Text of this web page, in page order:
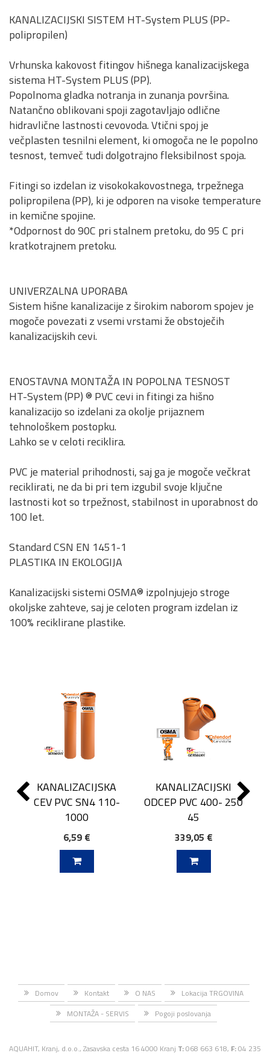
KANALIZACIJSKI SISTEM HT-System PLUS (PP-
polipropilen)
Vrhunska kakovost fitingov hišnega kanalizacijskega
sistema HT-System PLUS (PP).
Popolnoma gladka notranja in zunanja površina.
Natančno oblikovani spoji zagotavljajo odlične
hidravlične lastnosti cevovoda. Vtični spoj je
večplasten tesnilni element, ki omogoča ne le popolno
tesnost, temveč tudi dolgotrajno fleksibilnost spoja.
Fitingi so izdelan iz visokokakovostnega, trpežnega
polipropilena (PP), ki je odporen na visoke temperature
in kemične spojine.
*Odpornost do 90C pri stalnem pretoku, do 95 C pri
kratkotrajnem pretoku.
UNIVERZALNA UPORABA
Sistem hišne kanalizacije z širokim naborom spojev je
mogoče povezati z vsemi vrstami že obstoječih
kanalizacijskih cevi.
ENOSTAVNA MONTAŽA IN POPOLNA TESNOST
HT-System (PP) ® PVC cevi in fitingi za hišno
kanalizacijo so izdelani za okolje prijaznem
tehnološkem postopku.
Lahko se v celoti reciklira.
PVC je material prihodnosti, saj ga je mogoče večkrat
reciklirati, ne da bi pri tem izgubil svoje ključne
lastnosti kot so trpežnost, stabilnost in uporabnost do
100 let.
Standard CSN EN 1451-1
PLASTIKA IN EKOLOGIJA
Kanalizacijski sistemi OSMA® izpolnjujejo stroge
okoljske zahteve, saj je celoten program izdelan iz
100% reciklirane plastike.
KANALIZACIJSKA
CEV PVC SN4 110-
1000
6,59 €
KANALIZACIJSKI
ODCEP PVC 400- 250
45
339,05 €
Domov Kontakt O NAS
Lokacija TRGOVINA
MONTAŽA - SERVIS
Pogoji poslovanja
AQUAHIT, Kranj, d.o.o., Zasavska cesta 16 4000 Kranj T:068 663 618, F:04 235